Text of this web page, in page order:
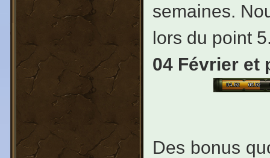
semaines.
lors du point
04 Février et
Des bonus